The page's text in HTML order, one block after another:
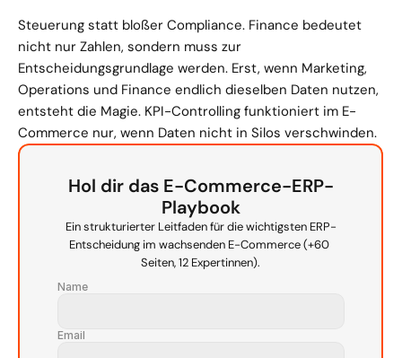
Hol dir das E-Commerce-ERP-
Playbook
Ein strukturierter Leitfaden für die wichtigsten ERP-
Entscheidung im wachsenden E-Commerce (+60
Seiten, 12 Expertinnen).
Name
Email
Steuerung statt bloßer Compliance. Finance bedeutet
nicht nur Zahlen, sondern muss zur
Entscheidungsgrundlage werden. Erst, wenn Marketing,
Operations und Finance endlich dieselben Daten nutzen,
entsteht die Magie. KPI-Controlling funktioniert im E-
Commerce nur, wenn Daten nicht in Silos verschwinden.